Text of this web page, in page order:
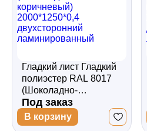
Гладкий лист Гладкий
полиэстер RAL 8017
(Шоколадно-
коричневый)
2000*1250*0,4
двухсторонний
Под заказ
В корзину